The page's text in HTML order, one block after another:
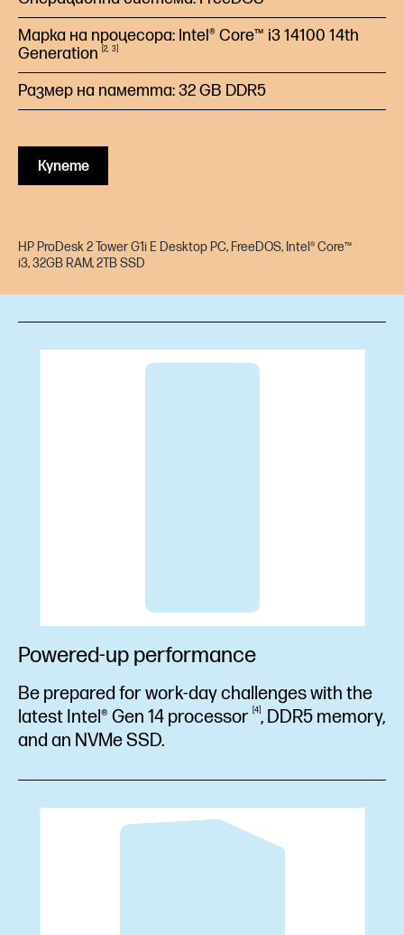
Марка на процесора: Intel® Core™ i3 14100 14th
Generation
2 3
Размер на паметта: 32 GB DDR5
Купете
HP ProDesk 2 Tower G1i E Desktop PC, FreeDOS, Intel® Core™
i3, 32GB RAM, 2TB SSD
Powered-up performance
Be prepared for work-day challenges with the
latest Intel® Gen 14 processor 4, DDR5 memory,
and an NVMe SSD.